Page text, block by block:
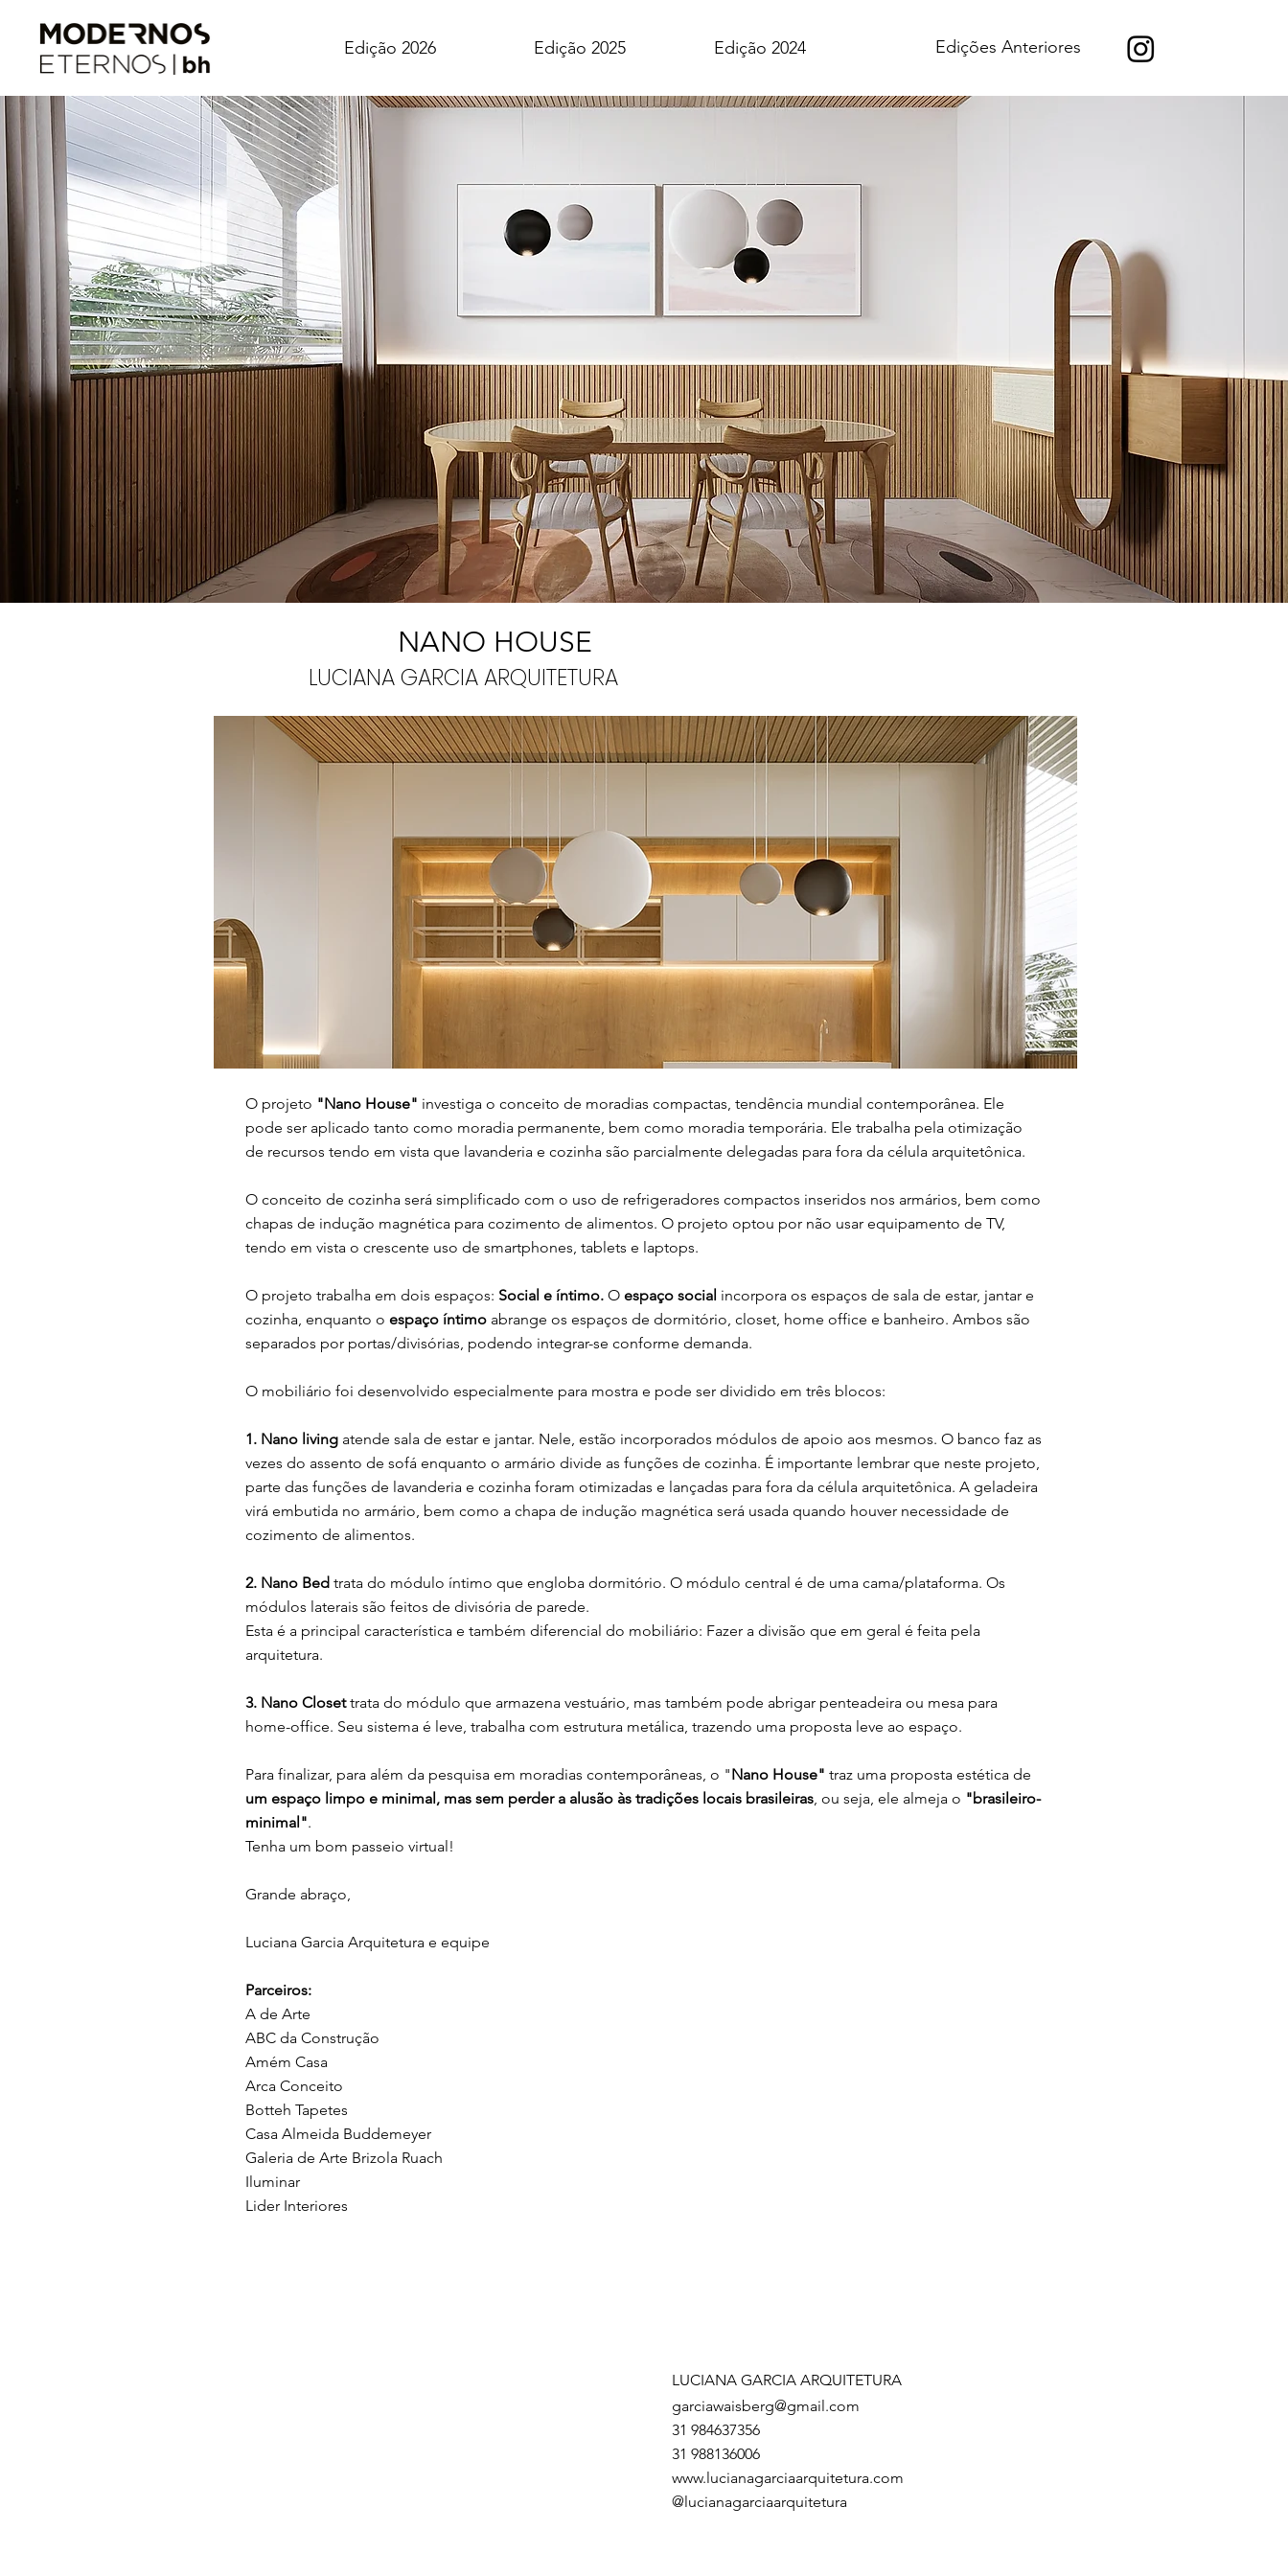
Edição 2026 Edição 2025 Edição 2024 Edições Anteriores
NANO HOUSE
LUCIANA GARCIA ARQUITETURA
O projeto "Nano House" investiga o conceito de moradias compactas, tendência mundial contemporânea. Ele
pode ser aplicado tanto como moradia permanente, bem como moradia temporária. Ele trabalha pela otimização
de recursos tendo em vista que lavanderia e cozinha são parcialmente delegadas para fora da célula arquitetônica.
O conceito de cozinha será simplificado com o uso de refrigeradores compactos inseridos nos armários, bem como
chapas de indução magnética para cozimento de alimentos. O projeto optou por não usar equipamento de TV,
tendo em vista o crescente uso de smartphones, tablets e laptops.
O projeto trabalha em dois espaços: Social e íntimo. O espaço social incorpora os espaços de sala de estar, jantar e
cozinha, enquanto o espaço íntimoabrange os espaços de dormitório, closet, home office e banheiro. Ambos são
separados por portas/divisórias, podendo integrar-se conforme demanda.
O mobiliário foi desenvolvido especialmente para mostra e pode ser dividido em três blocos:
1. Nano livingatende sala de estar e jantar. Nele, estão incorporados módulos de apoio aos mesmos. O banco faz as
vezes do assento de sofá enquanto o armário divide as funções de cozinha. É importante lembrar que neste projeto,
parte das funções de lavanderia e cozinha foram otimizadas e lançadas para fora da célula arquitetônica. A geladeira
virá embutida no armário, bem como a chapa de indução magnética será usada quando houver necessidade de
cozimento de alimentos.
2. Nano Bed trata do módulo íntimo que engloba dormitório. O módulo central é de uma cama/plataforma. Os
módulos laterais são feitos de divisória de parede.
Esta é a principal característica e também diferencial do mobiliário: Fazer a divisão que em geral é feita pela
arquitetura.
3. Nano Closettrata do módulo que armazena vestuário, mas também pode abrigar penteadeira ou mesa para
home-office. Seu sistema é leve, trabalha com estrutura metálica, trazendo uma proposta leve ao espaço.
Para finalizar, para além da pesquisa em moradias contemporâneas, o "Nano House" traz uma proposta estética de
um espaço limpo e minimal, mas sem perder a alusão às tradições locais brasileiras, ou seja, ele almeja o "brasileiro-
minimal".
Tenha um bom passeio virtual!
Grande abraço,
Luciana Garcia Arquitetura e equipe
Parceiros:
A de Arte
ABC da Construção
Amém Casa
Arca Conceito
Botteh Tapetes
Casa Almeida Buddemeyer
Galeria de Arte Brizola Ruach
Iluminar
Lider Interiores
LUCIANA GARCIA ARQUITETURA
garciawaisberg@gmail.com
31 984637356
31 988136006
www.lucianagarciaarquitetura.com
@lucianagarciaarquitetura